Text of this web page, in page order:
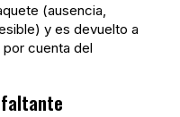
(ausencia,
y es devuelto a
cuenta del
faltante